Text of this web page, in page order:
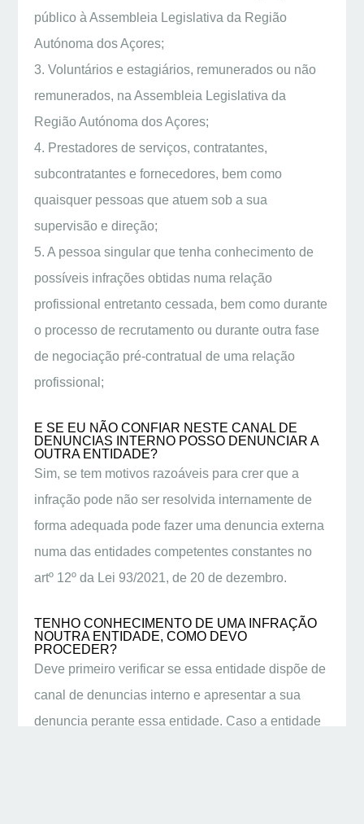
público à Assembleia Legislativa da Região
Autónoma dos Açores;
3. Voluntários e estagiários, remunerados ou não
remunerados, na Assembleia Legislativa da
Região Autónoma dos Açores;
4. Prestadores de serviços, contratantes,
subcontratantes e fornecedores, bem como
quaisquer pessoas que atuem sob a sua
supervisão e direção;
5. A pessoa singular que tenha conhecimento de
possíveis infrações obtidas numa relação
profissional entretanto cessada, bem como durante
o processo de recrutamento ou durante outra fase
de negociação pré-contratual de uma relação
profissional;
E SE EU NÃO CONFIAR NESTE CANAL DE
DENUNCIAS INTERNO POSSO DENUNCIAR A
OUTRA ENTIDADE?
Sim, se tem motivos razoáveis para crer que a
infração pode não ser resolvida internamente de
forma adequada pode fazer uma denuncia externa
numa das entidades competentes constantes no
artº 12º da Lei 93/2021, de 20 de dezembro.
TENHO CONHECIMENTO DE UMA INFRAÇÃO
NOUTRA ENTIDADE, COMO DEVO
PROCEDER?
Deve primeiro verificar se essa entidade dispõe de
canal de denuncias interno e apresentar a sua
denuncia perante essa entidade. Caso a entidade